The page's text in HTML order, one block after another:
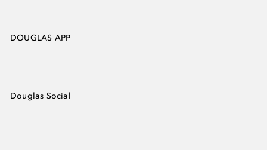
DOUGLAS APP
Douglas Social